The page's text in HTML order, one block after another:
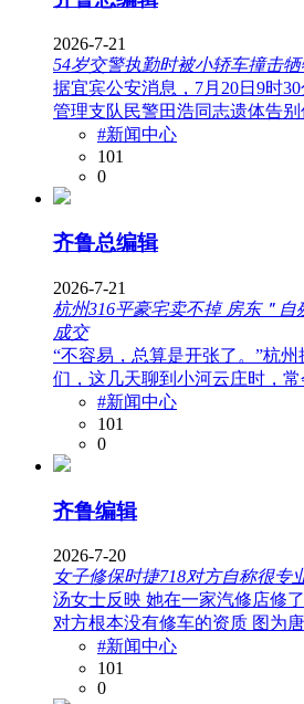
2026-7-21
54岁交警执勤时被小轿车撞击
据宜宾公安消息，7月20日9时
管理支队民警田浩同志遗体告
#新闻中心
101
0
齐鲁总编辑
2026-7-21
杭州316平豪宅卖不掉 房东＂自
成交
“不容易，总算是开张了。”杭
们，这几天聊到小河云庄时，
#新闻中心
101
0
齐鲁编辑
2026-7-20
女子修保时捷718对方自称很专
汤女士反映 她在一家汽修店修
对方根本没有修车的资质 图为
#新闻中心
101
0